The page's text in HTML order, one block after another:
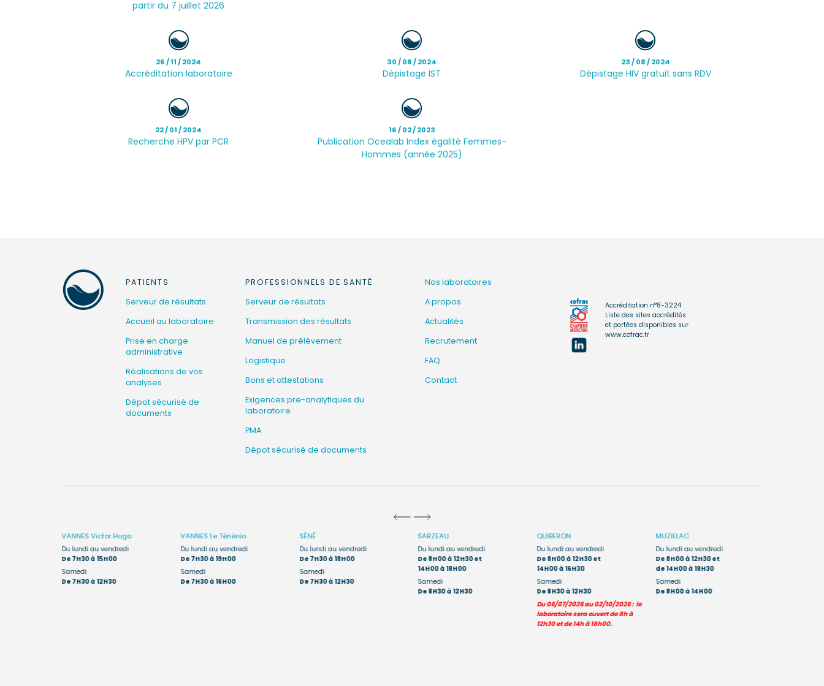
partir du 7 juillet 2026
26 / 11 / 2024
Accréditation laboratoire
30 / 08 / 2024
Dépistage IST
23 / 08 / 2024
Dépistage HIV gratuit sans RDV
22 / 01 / 2024
Recherche HPV par PCR
16 / 02 / 2023
Publication Ocealab Index égalité Femmes-
Hommes (année 2025)
PATIENTS
Serveur de résultats
Accueil au laboratoire
Prise en charge
administrative
Réalisations de vos
analyses
Dépot sécurisé de
documents
PROFESSIONNELS DE SANTÉ
Serveur de résultats
Transmission des résultats
Manuel de prélèvement
Logistique
Bons et attestations
Exigences pre-analytiques du
laboratoire
PMA
Dépot sécurisé de documents
Nos laboratoires
A propos
Actualités
Recrutement
FAQ
Contact
Accréditation n°8-3224
Liste des sites accrédités
et portées disponibles sur
www.cofrac.fr
VANNESVictor Hugo
Du lundi au vendredi
De 7H30 à 15H00
Samedi
De 7H30 à 12H30
VANNES Le Ténénio
Du lundi au vendredi
De 7H30 à 19H00
Samedi
De 7H30 à 16H00
SÉNÉ
Du lundi au vendredi
De 7H30 à 18H00
Samedi
De 7H30 à 12H30
SARZEAU
Du lundi au vendredi
De 8H00 à 12H30 et
14H00 à 18H00
Samedi
De 8H30 à 12H30
QUIBERON
Du lundi au vendredi
De 8H00 à 12H30 et
14H00 à 16H30
Samedi
De 8H30 à 12H30
Du 06/07/2026 au 02/10/2026 : le
laboratoire sera ouvert de 8h à
12h30 et de 14h à 18h00.
MUZILLAC
Du lundi au vendredi
De 8H00 à 12H30 et
de 14H00 à 18H30
Samedi
De 8H00 à 14H00